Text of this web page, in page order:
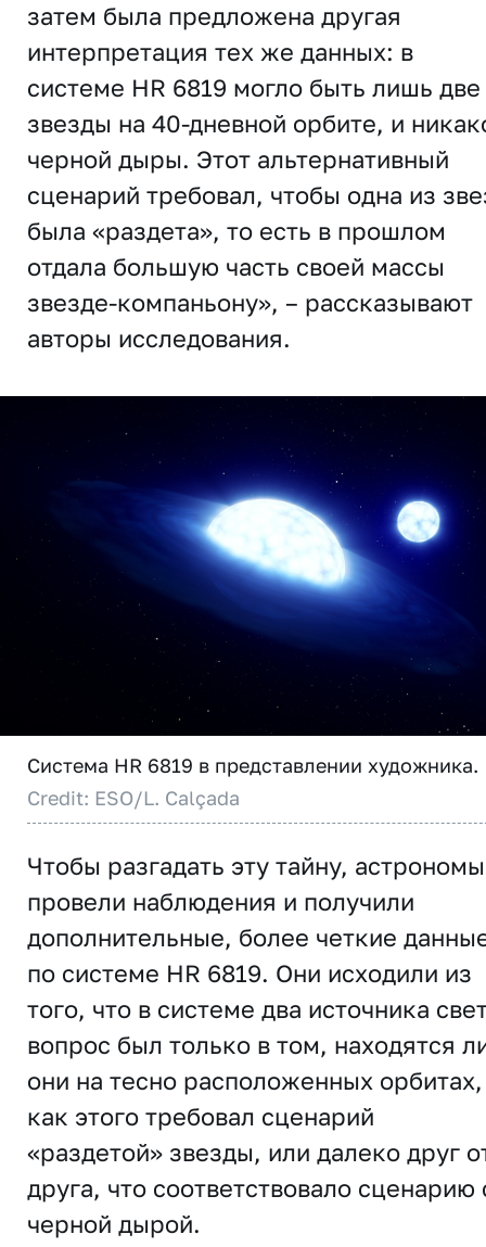
затем была предложена другая
интерпретация тех же данных: в
системе HR 6819 могло быть лишь две
звезды на 40-дневной орбите, и
черной дыры. Этот альтернативный
сценарий требовал, чтобы одна из
была «раздета», то есть в прошлом
отдала большую часть своей массы
звезде-компаньону», – рассказывают
авторы исследования.
Система HR 6819 в представлении художника.
Credit: ESO/L. Calçada
Чтобы разгадать эту тайну, астрономы
провели наблюдения и получили
дополнительные, более четкие
по системе HR 6819. Они исходили из
того, что в системе два источника
вопрос был только в том, находятся
они на тесно расположенных орбитах,
как этого требовал сценарий
«раздетой» звезды, или далеко друг
друга, что соответствовало сценарию
черной дырой.